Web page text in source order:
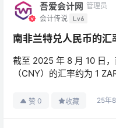
吾爱会计网 管理员
会计传说 Lv6
南非兰特兑人民币的汇
截至 2025 年 8 月 10 日
（CNY）的汇率约为 1
赞 0 收藏 25年